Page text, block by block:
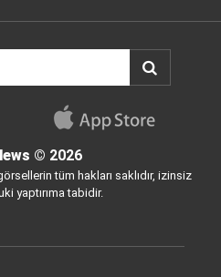
© 2026
tüm hakları saklıdır, izinsiz
yaptırıma tabidir.